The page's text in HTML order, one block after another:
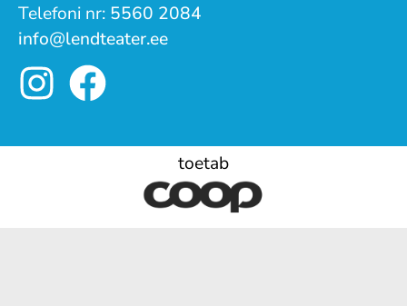
Telefoni nr: 5560 2084
info@lendteater.ee
toetab